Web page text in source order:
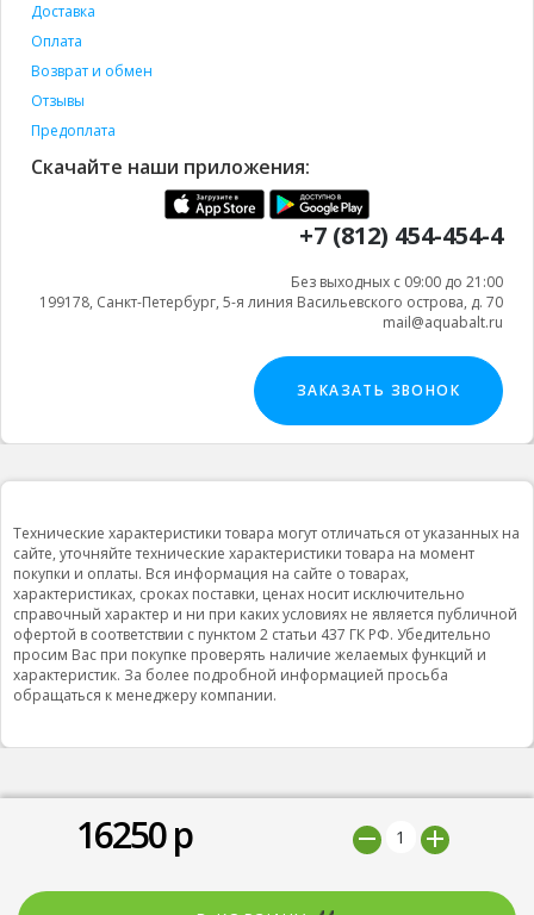
16250р
Доставка
Оплата
Возврат и обмен
Отзывы
Предоплата
Скачайте наши приложения:
+7 (812) 454-454-4
Без выходных с 09:00 до 21:00
199178, Санкт-Петербург, 5-я линия Васильевского острова, д. 70
mail@aquabalt.ru
ЗАКАЗАТЬ ЗВОНОК
Технические характеристики товара могут отличаться от указанных на
сайте, уточняйте технические характеристики товара на момент
покупки и оплаты. Вся информация на сайте о товарах,
характеристиках, сроках поставки, ценах носит исключительно
справочный характер и ни при каких условиях не является публичной
офертой в соответствии с пунктом 2 статьи 437 ГК РФ. Убедительно
просим Вас при покупке проверять наличие желаемых функций и
характеристик. За более подробной информацией просьба
обращаться к менеджеру компании.
© 2019 ООО "Природная вода”, Все права защищены
Мы принимаем